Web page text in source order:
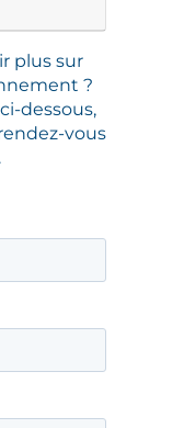
plus sur
?
dessous,
vous